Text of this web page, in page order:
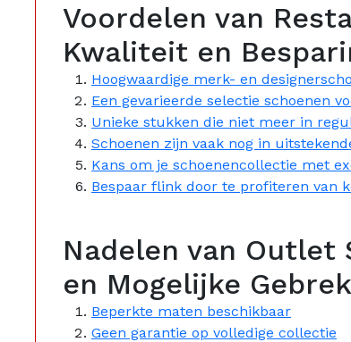
Voordelen van
Kwaliteit en
Hoogwaardige merk- en
Een gevarieerde selectie schoenen
Unieke stukken die niet meer in
Schoenen zijn vaak nog in
Kans om je schoenencollectie met
Bespaar flink door te profiteren van
Nadelen van Outlet
en Mogelijke
Beperkte maten beschikbaar
Geen garantie op volledige collectie